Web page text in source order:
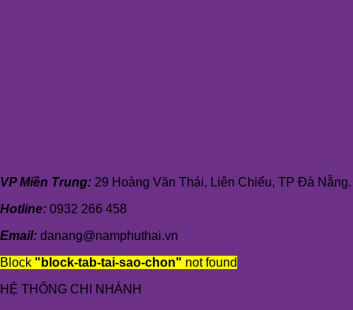
VP Miền Trung: 29 Hoàng Văn Thái, Liên Chiểu, TP Đà Nẵng.
Hotline: 0932 266 458
Email: danang@namphuthai.vn
Block "block-tab-tai-sao-chon" not found
HỆ THỐNG CHI NHÁNH